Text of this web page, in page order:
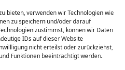
bieten, verwenden wir Technologien wie
zu speichern und/oder darauf
zustimmst, können wir Daten
IDs auf dieser Website
nicht erteilst oder zurückziehst,
Funktionen beeinträchtigt werden.
jeweiligen Online-
verbindlich. Bitte
Preis vor dem Kauf